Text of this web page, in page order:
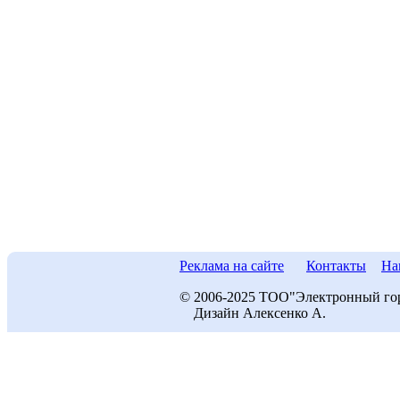
Реклама на сайте Контакты
© 2006-2025 ТОО"Электронный
Дизайн Алексенко А.